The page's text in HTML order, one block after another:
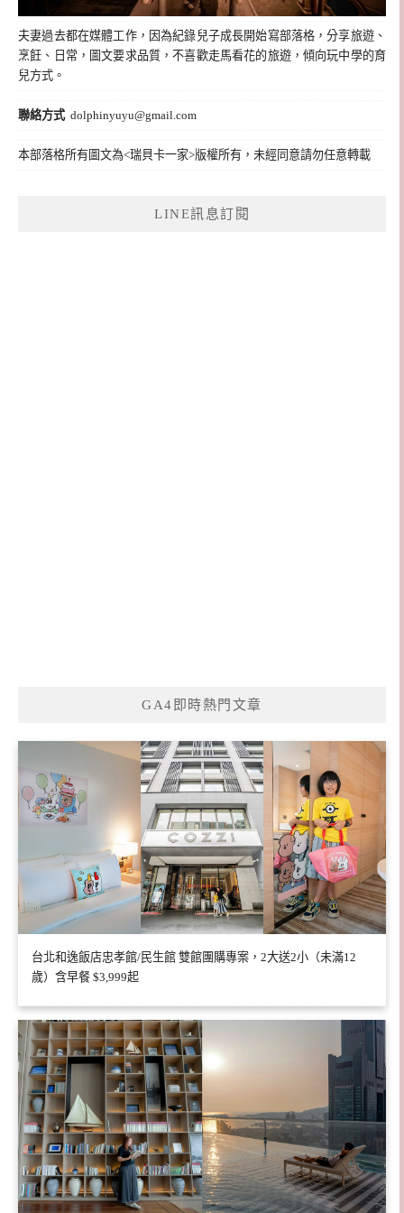
夫妻過去都在媒體工作，因為紀錄兒子成長開始寫部落格，分享旅遊、
烹飪、日常，圖文要求品質，不喜歡走馬看花的旅遊，傾向玩中學的育
兒方式。
聯絡方式 dolphinyuyu@gmail.com
本部落格所有圖文為<瑞貝卡一家>版權所有，未經同意請勿任意轉載
LINE訊息訂閱
GA4即時熱門文章
台北和逸飯店忠孝館/民生館 雙館團購專案，2大送2小（未滿12
歲）含早餐 $3,999起